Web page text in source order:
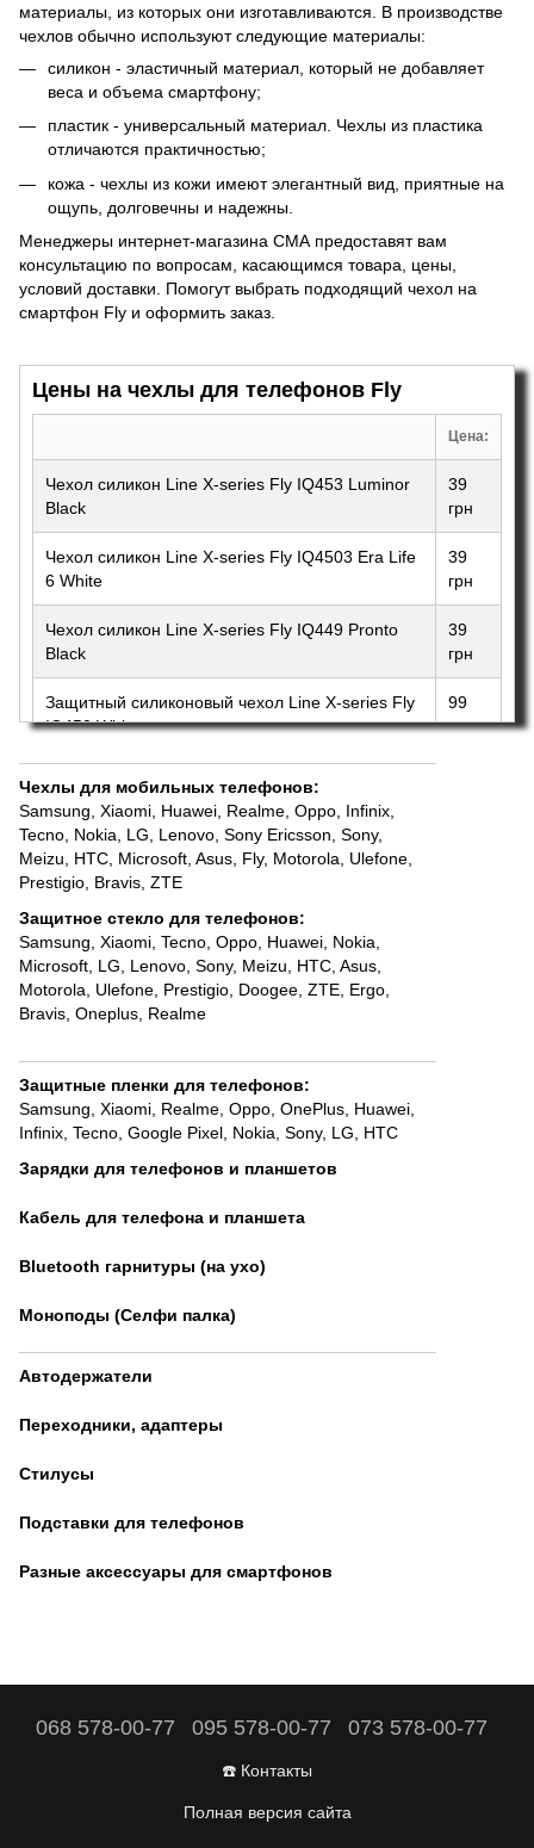
материалы, из которых они изготавливаются. В производстве
чехлов обычно используют следующие материалы:
силикон - эластичный материал, который не добавляет
веса и объема смартфону;
пластик - универсальный материал. Чехлы из пластика
отличаются практичностью;
кожа - чехлы из кожи имеют элегантный вид, приятные на
ощупь, долговечны и надежны.
Менеджеры интернет-магазина СМА предоставят вам
консультацию по вопросам, касающимся товара, цены,
условий доставки. Помогут выбрать подходящий чехол на
смартфон Fly и оформить заказ.
Цены на чехлы для телефонов Fly
Цена:
Чехол силикон Line X-series Fly IQ453 Luminor
Black
39
грн
Чехол силикон Line X-series Fly IQ4503 Era Life
6 White
39
грн
Чехол силикон Line X-series Fly IQ449 Pronto
Black
39
грн
Защитный силиконовый чехол Line X-series Fly
IQ450 White
99
грн
Чехлы для мобильных телефонов:
Samsung Xiaomi Huawei Realme Oppo Infinix
Tecno Nokia LG Lenovo Sony Ericsson, Sony,
Meizu
HTC Microsoft Asus Fly, Motorola Ulefone
Prestigio Bravis ZTE
Защитное стекло для телефонов:
Samsung Xiaomi Tecno Oppo Huawei Nokia,
Microsoft LG Lenovo Sony, Meizu HTC Asus
Motorola
Ulefone Prestigio Doogee ZTE Ergo
Bravis Oneplus Realme
Защитные пленки для телефонов:
Samsung Xiaomi Realme Oppo OnePlus Huawei
Infinix Tecno Google Pixel Nokia Sony, LG
HTC
Зарядки для телефонов и планшетов
Кабель для телефона и планшета
Bluetooth гарнитуры (на ухо)
Моноподы (Селфи палка)
Автодержатели
Переходники, адаптеры
Стилусы
Подставки для телефонов
Разные аксессуары для смартфонов
068 578-00-77 095 578-00-77 073 578-00-77
☎️ Контакты
Полная версия сайта